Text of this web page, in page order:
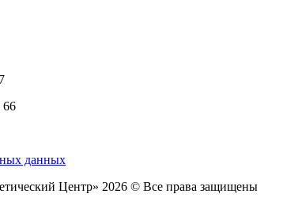
66
данных
Центр» 2026 © Все права защищены